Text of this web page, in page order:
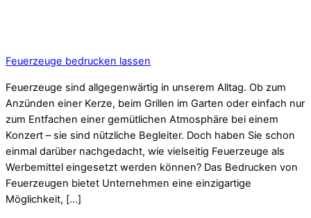
Feuerzeuge bedrucken lassen
Feuerzeuge sind allgegenwärtig in unserem Alltag. Ob zum
Anzünden einer Kerze, beim Grillen im Garten oder einfach nur
zum Entfachen einer gemütlichen Atmosphäre bei einem
Konzert – sie sind nützliche Begleiter. Doch haben Sie schon
einmal darüber nachgedacht, wie vielseitig Feuerzeuge als
Werbemittel eingesetzt werden können? Das Bedrucken von
Feuerzeugen bietet Unternehmen eine einzigartige
Möglichkeit, […]